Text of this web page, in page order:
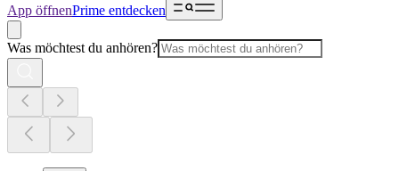
App öffnenPrime entdecken
Was möchtest du anhören?